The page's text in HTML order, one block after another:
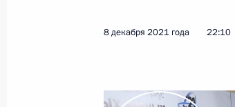
15 декабря 2021
8 декабря 2021 года 22:10